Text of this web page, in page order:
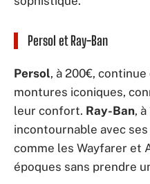
Persol et Ray-Ban
Persol, à 200€, continue
montures iconiques,
leur confort. Ray-Ban,
incontournable avec
comme les Wayfarer et
époques sans prendre